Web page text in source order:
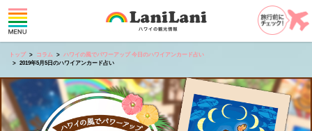
トップ コラム
ハワイの風でパワーアップ 今日のハワイアンカード占い
2019年5月5日のハワイアンカード占い